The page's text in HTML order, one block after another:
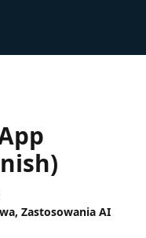
Zastosowania AI